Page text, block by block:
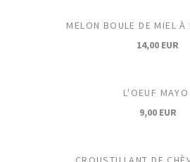
MELON BOULE DE MIEL À
14,00 EUR
L'OEUF MAYO
9,00 EUR